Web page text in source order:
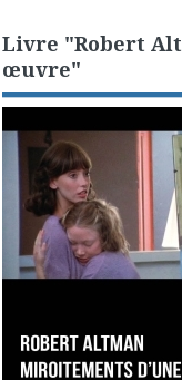
Livre "Robert
œuvre"